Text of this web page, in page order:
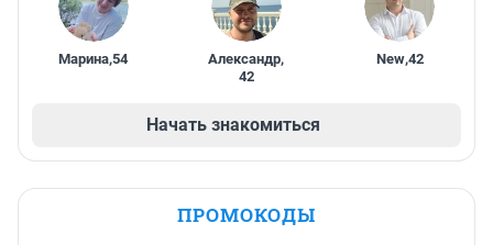
Марина,54 Александр,
42
New,42
Начать знакомиться
ПРОМОКОДЫ